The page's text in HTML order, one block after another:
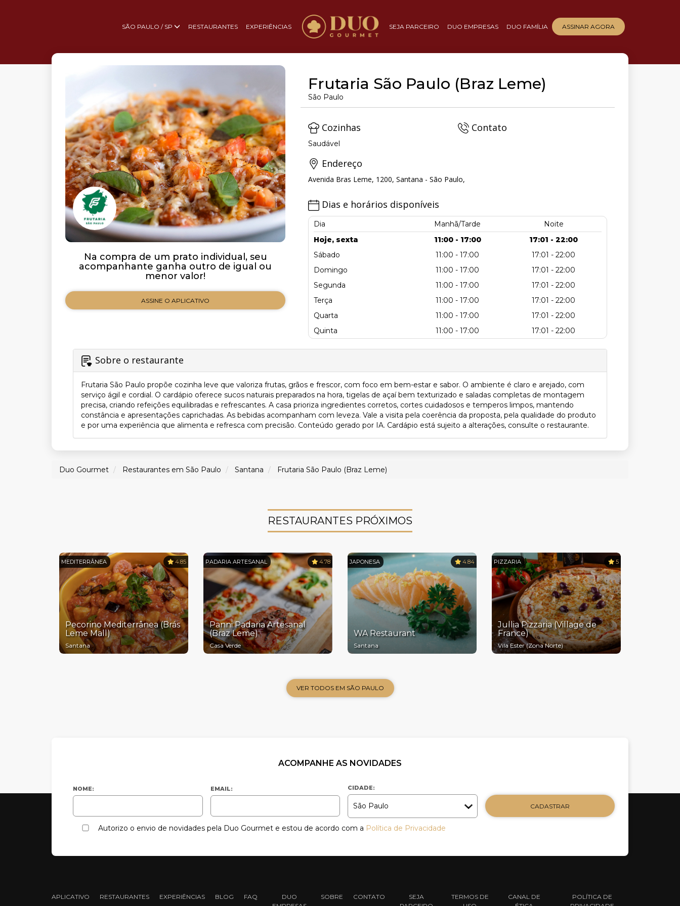
SÃO PAULO / SP RESTAURANTES EXPERIÊNCIAS SEJA PARCEIRO DUO EMPRESAS DUO FAMÍLIA ASSINAR AGORA
Na compra de um prato individual, seu
acompanhante ganha outro de igual ou
menor valor!
ASSINE O APLICATIVO
Frutaria São Paulo (Braz Leme)
São Paulo
Cozinhas
Saudável
Contato
Endereço
Avenida Bras Leme, 1200, Santana - São Paulo,
Dias e horários disponíveis
Dia Manhã/Tarde
Noite
Hoje, sexta
11:00 - 17:00
17:01 - 22:00
Sábado
11:00 - 17:00
17:01 - 22:00
Domingo
11:00 - 17:00
17:01 - 22:00
Segunda
11:00 - 17:00
17:01 - 22:00
Terça
11:00 - 17:00
17:01 - 22:00
Quarta
11:00 - 17:00
17:01 - 22:00
Quinta
11:00 - 17:00 17:01 - 22:00
Sobre o restaurante
Frutaria São Paulo propõe cozinha leve que valoriza frutas, grãos e frescor, com foco em bem-estar e sabor. O ambiente é claro e arejado, com
serviço ágil e cordial. O cardápio oferece sucos naturais preparados na hora, tigelas de açaí bem texturizado e saladas completas de montagem
precisa, criando refeições equilibradas e refrescantes. A casa prioriza ingredientes corretos, cortes cuidadosos e temperos limpos, mantendo
constância e apresentações caprichadas. As bebidas acompanham com leveza. Vale a visita pela coerência da proposta, pela qualidade do produto
e por uma experiência que alimenta e refresca com precisão. Conteúdo gerado por IA. Cardápio está sujeito a alterações, consulte o restaurante.
Duo Gourmet Restaurantes em São Paulo Santana Frutaria São Paulo (Braz Leme)
RESTAURANTES PRÓXIMOS
MEDITERRÂNEA 4.85
Pecorino Mediterrânea (Brás
Leme Mall)
Santana
PADARIA ARTESANAL 4.78
Panni Padaria Artesanal
(Braz Leme)
Casa Verde
JAPONESA 4.84
WA Restaurant
Santana
PIZZARIA 5
Jullia Pizzaria (Village de
France)
Vila Ester (Zona Norte)
VER TODOS EM SÃO PAULO
ACOMPANHE AS NOVIDADES
NOME: EMAIL: CIDADE:
CADASTRAR
Autorizo o envio de novidades pela Duo Gourmet e estou de acordo com a Política de Privacidade
APLICATIVO RESTAURANTES EXPERIÊNCIAS BLOG FAQ DUO SOBRE CONTATO SEJA TERMOS DE CANAL DE POLÍTICA DE